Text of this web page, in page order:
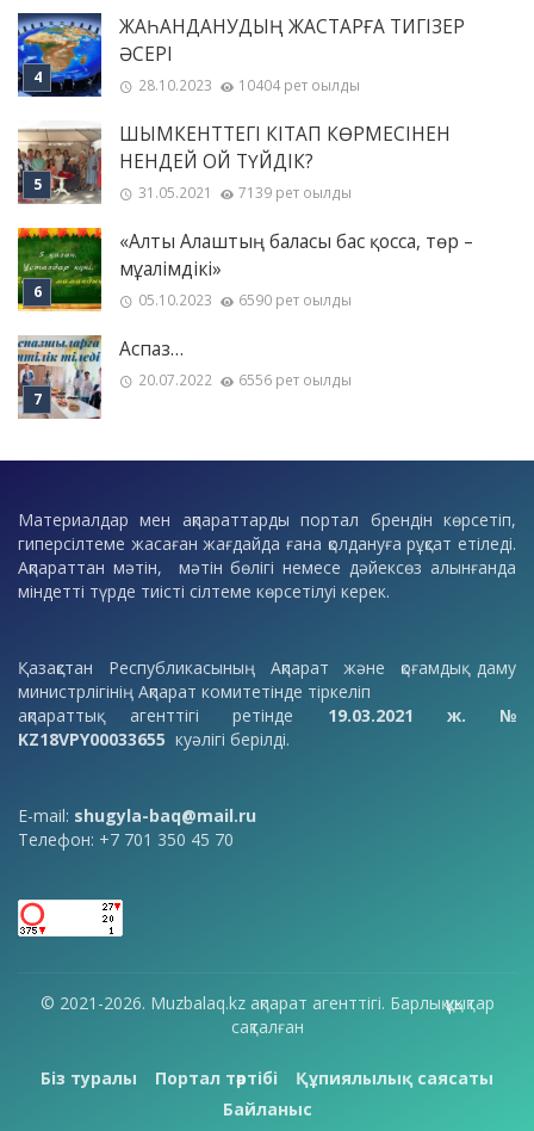
ЖАҺАНДАНУДЫҢ ЖАСТАРҒА ТИГІЗЕР
ӘСЕРІ
28.10.2023 10404 рет оқылды
ШЫМКЕНТТЕГІ КІТАП КӨРМЕСІНЕН
НЕНДЕЙ ОЙ ТҮЙДІК?
31.05.2021 7139 рет оқылды
«Алты Алаштың баласы бас қосса, төр –
мұғалімдікі»
05.10.2023 6590 рет оқылды
Аспаз…
20.07.2022 6556 рет оқылды
Материалдар мен ақпараттарды портал брендін көрсетіп,
гиперсілтеме жасаған жағдайда ғана қолдануға рұқсат етіледі.
Ақпараттан мәтін, мәтін бөлігі немесе дәйексөз алынғанда
міндетті түрде тиісті сілтеме көрсетілуі керек.
Қазақстан Республикасының Ақпарат және қоғамдық даму
министрлігінің Ақпарат комитетінде тіркеліп
ақпараттық агенттігі ретінде 19.03.2021 ж. №
KZ18VPY00033655 куәлігі берілді.
E-mail: shugyla-baq@mail.ru
Телефон: +7 701 350 45 70
© 2021-2026. Muzbalaq.kz ақпарат агенттігі. Барлық құқықтар
сақталған
Біз туралы Портал тәртібі
Құпиялылық саясаты
Байланыс